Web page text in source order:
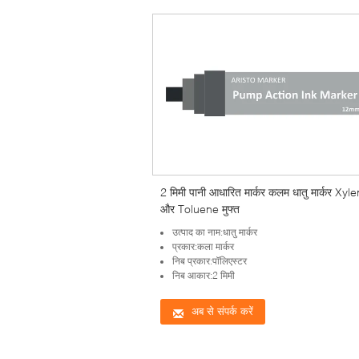
2 मिमी पानी आधारित मार्कर कलम धातु मार्कर
और Toluene मुफ्त
उत्पाद का नाम:धातु मार्कर
प्रकार:कला मार्कर
निब प्रकार:पॉलिएस्टर
निब आकार:2 मिमी
अब से संपर्क करें